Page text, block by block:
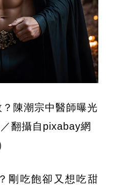
陳潮宗中醫師曝光
翻攝自pixabay網
剛吃飽卻又想吃甜